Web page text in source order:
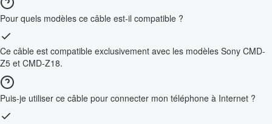
Pour quels modèles ce câble est-il compatible ?
Ce câble est compatible exclusivement avec les modèles Sony CMD-
Z5 et CMD-Z18.
Puis-je utiliser ce câble pour connecter mon téléphone à Internet ?